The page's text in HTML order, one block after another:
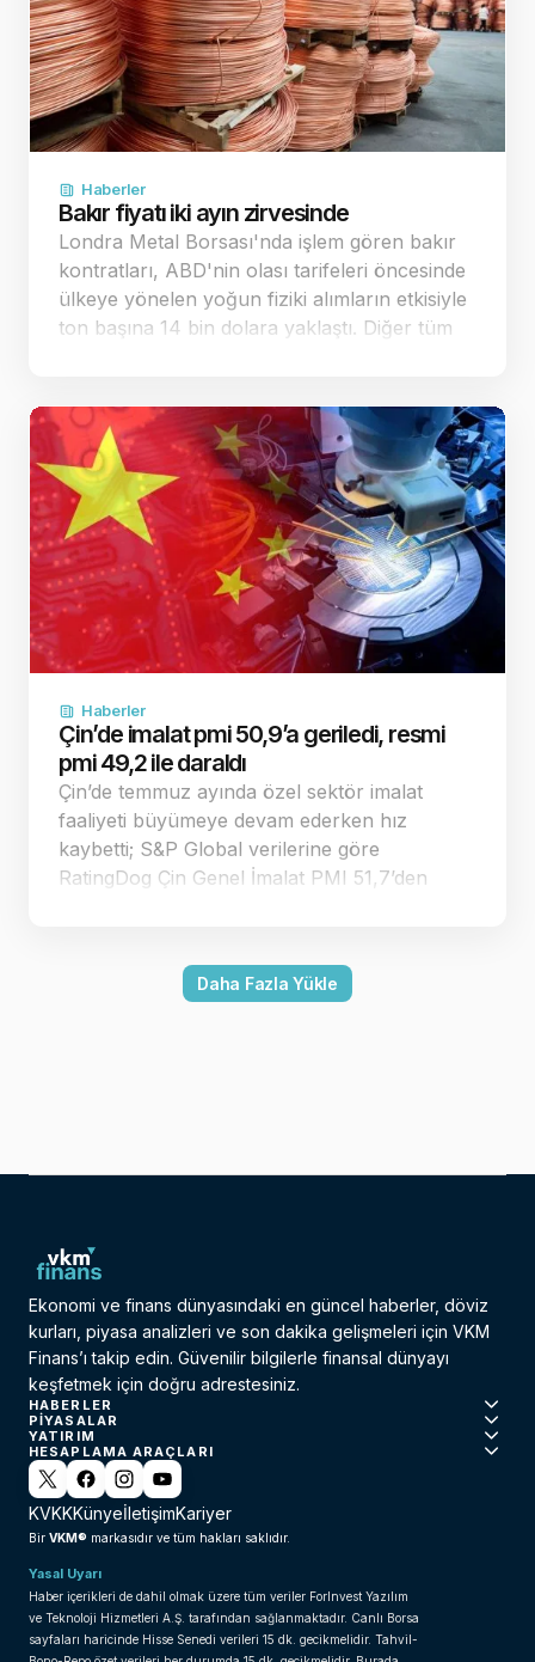
Haberler
Bakır fiyatı iki ayın zirvesinde
Londra Metal Borsası'nda işlem gören bakır
kontratları, ABD'nin olası tarifeleri öncesinde
ülkeye yönelen yoğun fiziki alımların etkisiyle
ton başına 14 bin dolara yaklaştı. Diğer tüm
Haberler
Çin’de imalat pmi 50,9’a geriledi, resmi
pmi 49,2 ile daraldı
Çin’de temmuz ayında özel sektör imalat
faaliyeti büyümeye devam ederken hız
kaybetti; S&P Global verilerine göre
RatingDog Çin Genel İmalat PMI 51,7’den
döndü. Çin’in özel sektör imalat pmi
temmuzda 50,9’a…Daha Fazla Yükle
Ekonomi ve finans dünyasındaki en güncel haberler, döviz
kurları, piyasa analizleri ve son dakika gelişmeleri için VKM
Finans’ı takip edin. Güvenilir bilgilerle finansal dünyayı
keşfetmek için doğru adrestesiniz.
HABERLER
PIYASALAR
YATIRIM
HESAPLAMA ARAÇLARI
KVKKKünyeİletişimKariyer
Bir VKM® markasıdır ve tüm hakları saklıdır.
Yasal Uyarı
Haber içerikleri de dahil olmak üzere tüm veriler ForInvest Yazılım
ve Teknoloji Hizmetleri A.Ş. tarafından sağlanmaktadır. Canlı Borsa
sayfaları haricinde Hisse Senedi verileri 15 dk. gecikmelidir. Tahvil-